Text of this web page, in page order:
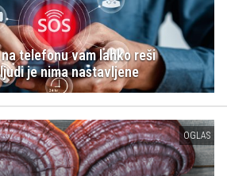
telefonu vam lahko reši
je nima nastavljene
OGLAS